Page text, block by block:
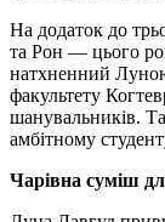
На додаток до
та Рон — цього
натхненний
факультету
шанувальників.
амбітному
Чарівна суміш